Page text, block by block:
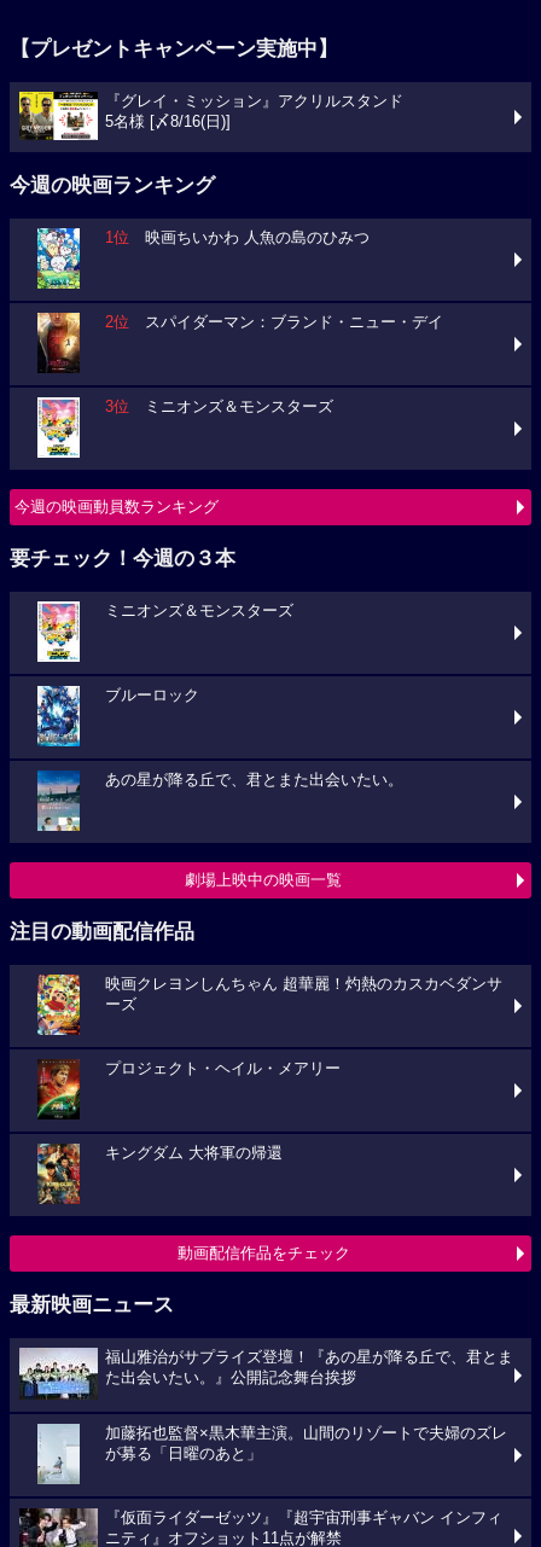
【プレゼントキャンペーン実施中】
『グレイ・ミッション』アクリルスタンド
5名様 [〆8/16(日)]
今週の映画ランキング
1位 映画ちいかわ 人魚の島のひみつ
2位 スパイダーマン：ブランド・ニュー・デイ
3位 ミニオンズ＆モンスターズ
今週の映画動員数ランキング
要チェック！今週の３本
ミニオンズ＆モンスターズ
ブルーロック
あの星が降る丘で、君とまた出会いたい。
劇場上映中の映画一覧
注目の動画配信作品
映画クレヨンしんちゃん 超華麗！灼熱のカスカベダンサ
ーズ
プロジェクト・ヘイル・メアリー
キングダム 大将軍の帰還
動画配信作品をチェック
最新映画ニュース
福山雅治がサプライズ登壇！『あの星が降る丘で、君とま
た出会いたい。』公開記念舞台挨拶
加藤拓也監督×黒木華主演。山間のリゾートで夫婦のズレ
が募る「日曜のあと」
『仮面ライダーゼッツ』『超宇宙刑事ギャバン インフィ
ニティ』オフショット11点が解禁